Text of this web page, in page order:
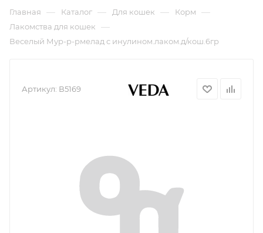
Главная — Каталог — Для кошек — Корм —
Лакомства для кошек —
Веселый Мур-р-рмелад с инулином.лаком.д/кош.6гр
Артикул: В5169